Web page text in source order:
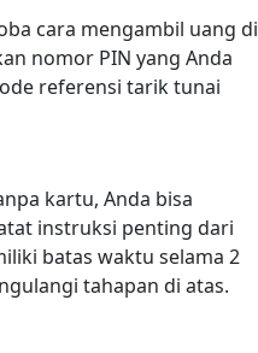
cara mengambil uang di
nomor PIN yang Anda
referensi tarik tunai
kartu, Anda bisa
instruksi penting dari
batas waktu selama 2
tahapan di atas.